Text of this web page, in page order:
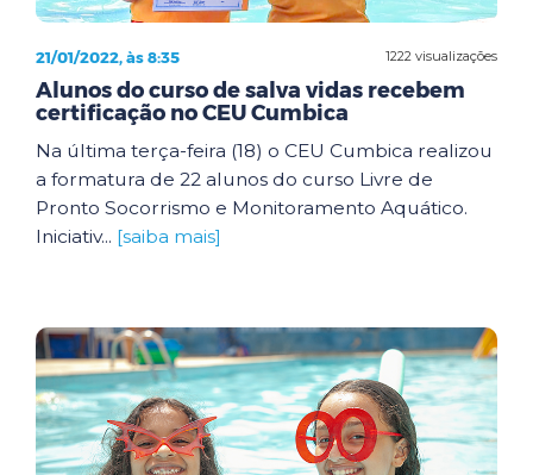
1222 visualizações
21/01/2022, às 8:35
Alunos do curso de salva vidas recebem
certificação no CEU Cumbica
Na última terça-feira (18) o CEU Cumbica realizou
a formatura de 22 alunos do curso Livre de
Pronto Socorrismo e Monitoramento Aquático.
Iniciativ... [saiba mais]